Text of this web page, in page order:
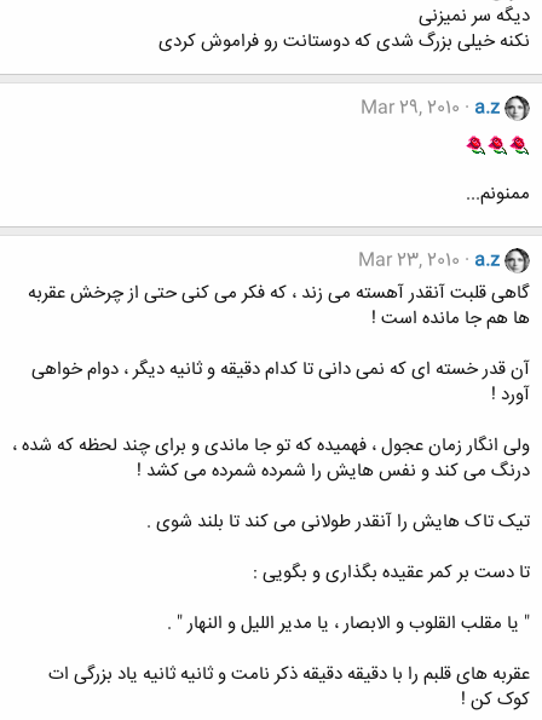
دیگه سر نمیزنی
نکنه خیلی بزرگ شدی که دوستانت رو فراموش کردی
a.z
Mar 29, 2010
ممنونم...
a.z
Mar 23, 2010
گاهی قلبت آنقدر آهسته می ‏زند ، که فکر می ‏کنی حتی از چرخش عقربه‏
ها هم جا مانده است !
آن‏ قدر خسته‏ ای که نمی ‏دانی تا کدام دقیقه و ثانیه دیگر ، دوام خواهی
آورد !
ولی انگار زمان عجول ، فهمیده که تو جا ماندی و برای چند لحظه که شده ،
درنگ می‏ کند و نفس‏ هایش را شمرده شمرده می‏ کشد !
تیک تاک ‏هایش را آنقدر طولانی می‏ کند تا بلند شوی .
تا دست بر کمر عقیده بگذاری و بگویی :
" یا مقلب القلوب و الابصار ، یا مدیر اللیل و النهار " .
عقربه ‏های قلبم را با دقیقه دقیقه ذکر نامت و ثانیه ثانیه یاد بزرگی ‏ات
کوک کن !